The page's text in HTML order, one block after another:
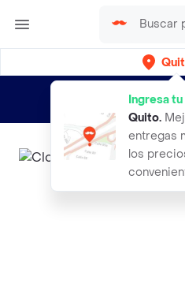
Ingresa
Quito.
entregas
los
envíos gratis por